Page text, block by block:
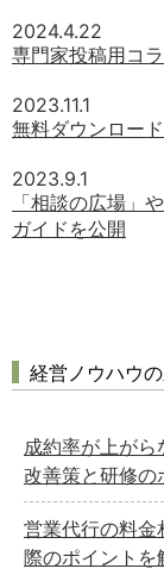
2024.4.22
専門家投稿用コ
2023.11.1
無料ダウンロー
2023.9.1
「相談の広場」
ガイドを公開
経営ノウハウ
成約率が上が
改善策と研修の
営業代行の料金
際のポイントを